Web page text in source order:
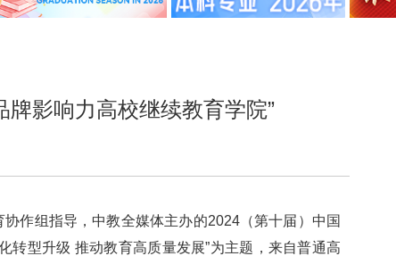
影响力高校继续教育学院”
作组指导，中教全媒体主办的2024（第十届）中国
转型升级 推动教育高质量发展”为主题，来自普通高